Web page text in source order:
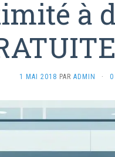
à
1 MAI 2018 PAR ADMIN ·